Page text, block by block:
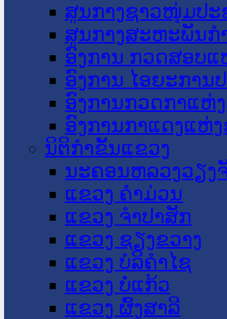
ສູນກາງຊາວໜຸ່ມປະ
ສູນກາງສະຫະພັນກ
ອົງການ ກວດສອບແ
ອົງການ ໄອຍະການ
ອົງການກວດກາແຫ່
ອົງການກາແດງແຫ່
ນິຕິກໍາຂັ້ນແຂວງ
ນະ​ຄອນ​ຫລວງວຽງ
ແຂວງ ຄໍາມ່ວນ
ແຂວງ ຈໍາປາສັກ
ແຂວງ ຊຽງຂວາງ
ແຂວງ ບໍລິຄໍາໄຊ
ແຂວງ ບໍ່ແກ້ວ
ແຂວງ ຜົ້ງສາລີ